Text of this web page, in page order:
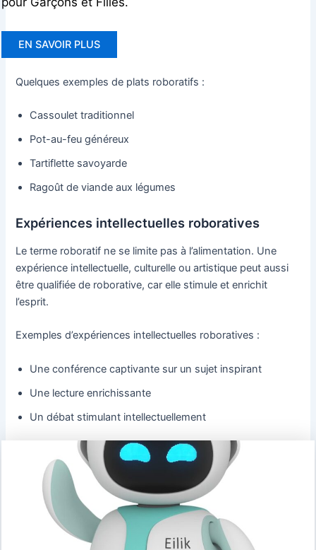
EN SAVOIR PLUS
Quelques exemples de plats roboratifs :
Cassoulet traditionnel
Pot-au-feu généreux
Tartiflette savoyarde
Ragoût de viande aux légumes
Expériences intellectuelles roboratives
Le terme roboratif ne se limite pas à l’alimentation. Une
expérience intellectuelle, culturelle ou artistique peut aussi
être qualifiée de roborative, car elle stimule et enrichit
l’esprit.
Exemples d’expériences intellectuelles roboratives :
Une conférence captivante sur un sujet inspirant
Une lecture enrichissante
Un débat stimulant intellectuellement